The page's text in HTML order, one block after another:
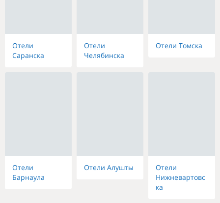
Отели
Саранска
Отели
Челябинска
Отели Томска
Отели
Барнаула
Отели Алушты
Отели
Нижневартовс
ка